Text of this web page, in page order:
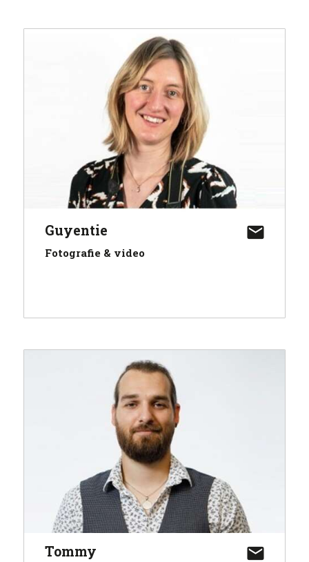
Guyentie
Fotografie & video
Tommy